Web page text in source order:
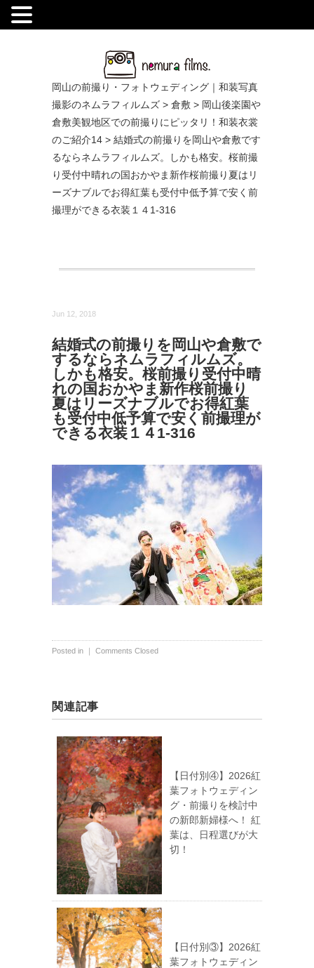
岡山の前撮り・フォトウェディング｜和装写真
撮影のネムラフィルムズ > 倉敷 > 岡山後楽園や
倉敷美観地区での前撮りにピッタリ！和装衣裳
のご紹介14 > 結婚式の前撮りを岡山や倉敷です
るならネムラフィルムズ。しかも格安。桜前撮
り受付中晴れの国おかやま新作桜前撮り夏はリ
ーズナブルでお得紅葉も受付中低予算で安く前
撮理ができる衣装１４1-316
Jun 12, 2018
結婚式の前撮りを岡山や倉敷で
するならネムラフィルムズ。
しかも格安。桜前撮り受付中晴
れの国おかやま新作桜前撮り
夏はリーズナブルでお得紅葉
も受付中低予算で安く前撮理が
できる衣装１４1-316
Posted in ｜ Comments Closed
関連記事
【日付別④】2026紅
葉フォトウェディン
グ・前撮りを検討中
の新郎新婦様へ！ 紅
葉は、日程選びが大
切！
【日付別③】2026紅
葉フォトウェディン